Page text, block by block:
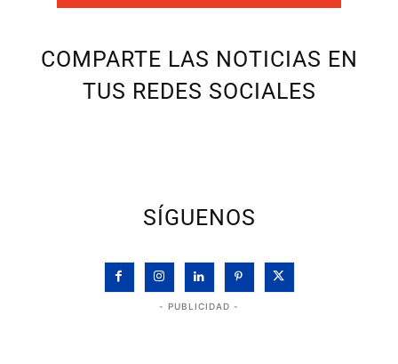
COMPARTE LAS NOTICIAS EN
TUS REDES SOCIALES
SÍGUENOS
- PUBLICIDAD -